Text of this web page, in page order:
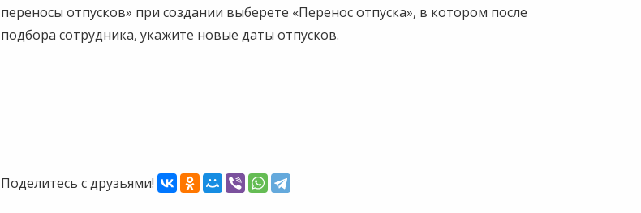
переносы отпусков» при создании выберете «Перенос отпуска», в котором после
подбора сотрудника, укажите новые даты отпусков.
Поделитесь с друзьями!